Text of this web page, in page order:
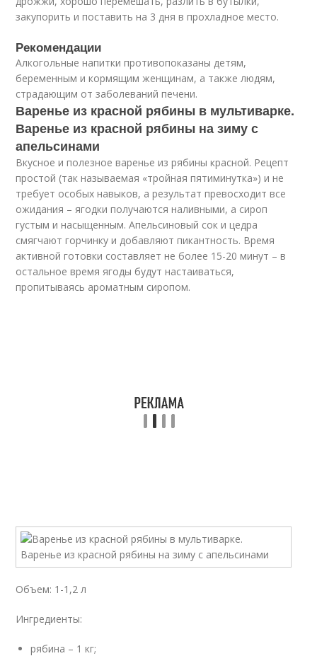
закупорить и поставить на 3 дня в прохладное место.
Рекомендации
Алкогольные напитки противопоказаны детям,
беременным и кормящим женщинам, а также людям,
страдающим от заболеваний печени.
Варенье из красной рябины в мультиварке.
Варенье из красной рябины на зиму с
апельсинами
Вкусное и полезное варенье из рябины красной. Рецепт
простой (так называемая «тройная пятиминутка») и не
требует особых навыков, а результат превосходит все
ожидания – ягодки получаются наливными, а сироп
густым и насыщенным. Апельсиновый сок и цедра
смягчают горчинку и добавляют пикантность. Время
активной готовки составляет не более 15-20 минут – в
остальное время ягоды будут настаиваться,
пропитываясь ароматным сиропом.
Объем: 1-1,2 л
Ингредиенты:
рябина – 1 кг;